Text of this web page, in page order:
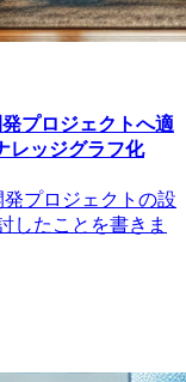
プロジェクトへ適
レッジグラフ化
発プロジェクトの設
したことを書きま